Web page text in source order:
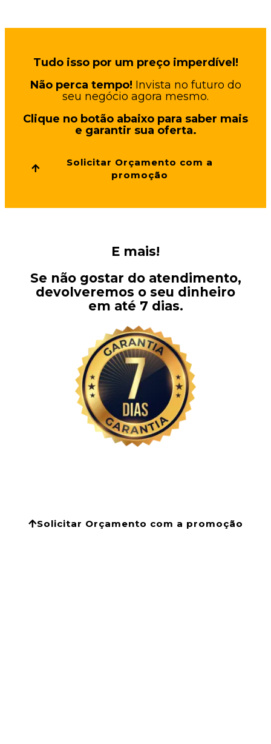
Tudo isso por um preço imperdível!
Não perca tempo! Invista no futuro do
seu negócio agora mesmo.
Clique no botão abaixo para saber mais
e garantir sua oferta.
Solicitar Orçamento com a
promoção
E mais!
Se não gostar do atendimento,
devolveremos o seu dinheiro
em até 7 dias.
Solicitar Orçamento com a promoção